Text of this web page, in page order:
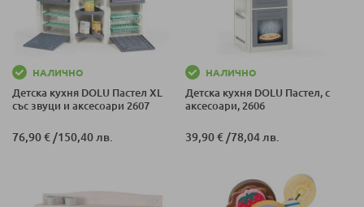
НАЛИЧНО
Детска кухня DOLU Пастел XL
със звуци и аксесоари 2607
76,90 €/150,40 лв.
НАЛИЧНО
Детска кухня DOLU Пастел, с
аксесоари, 2606
39,90 €/78,04 лв.